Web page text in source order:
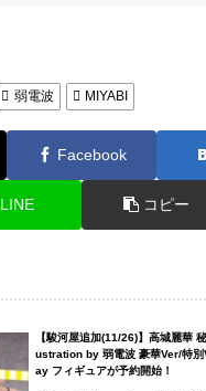
弱電波 MIYABI
Facebook
LINE コピー
【駿河屋追加(11/26)】高城麗華
ustration by 弱電波 豪華Ver/特
ay フィギュアが予約開始！